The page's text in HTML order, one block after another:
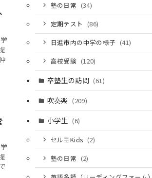
塾の日常 (34)
定期テスト (86)
日進市内の中学の様子 (41)
高校受験 (120)
卒塾生の訪問 (61)
吹奏楽 (209)
小学生 (6)
セルモKids (2)
塾の日常 (2)